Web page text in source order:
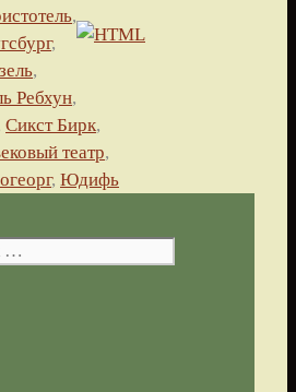
,
,
,
Ребхун,
Сикст Бирк,
театр,
, Юдифь